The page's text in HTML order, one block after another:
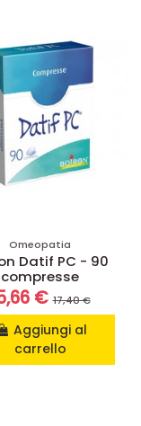
Omeopatia
Datif PC - 90
compresse
€17,40 €
Aggiungi al
carrello